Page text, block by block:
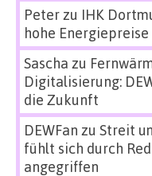
Peterzu IHK
hohe
Sascha zu
Digitalisierung:
die Zukunft
DEWFan zu Streit
fühlt sich durch
angegriffen